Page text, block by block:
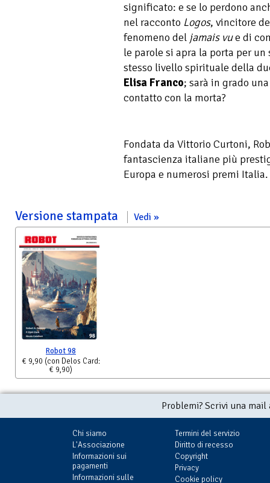
significato: e se lo perdono
nel racconto Logos, vincitore
fenomeno del jamais vue di
le parole si apra la porta per
stesso livello spirituale della
Elisa Franco; sarà in grado
contatto con la morta?
Fondata da Vittorio Curtoni,
fantascienza italiane più
Europa e numerosi premi
Versione stampata Vedi
Robot 98
€ 9,90 (con Delos Card:
€ 9,90)
Problemi? Scrivi una
Chi siamo
L'Associazione
Informazioni sui
pagamenti
Informazioni sulle
Termini del servizio
Diritto di recesso
Copyright
Privacy
Cookie policy